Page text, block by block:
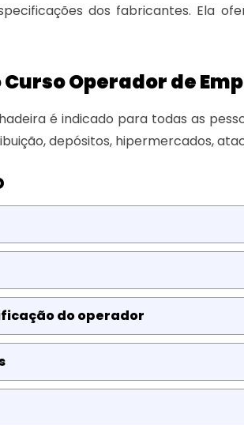
dos fabricantes. Ela
Operador de
é indicado para todas as
depósitos, hipermercados,
do operador